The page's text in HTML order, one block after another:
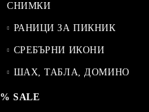
СНИМКИ
РАНИЦИ ЗА ПИКНИК
СРЕБЪРНИ ИКОНИ
ШАХ, ТАБЛА, ДОМИНО
% SALE